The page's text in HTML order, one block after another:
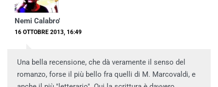
Nemi Calabro'
16 OTTOBRE 2013, 16:49
Una bella recensione, che dà veramente il senso del
romanzo, forse il più bello fra quelli di M. Marcovaldi, e